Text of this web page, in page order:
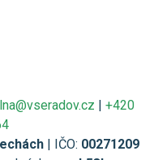
| +420
| IČO: 00271209